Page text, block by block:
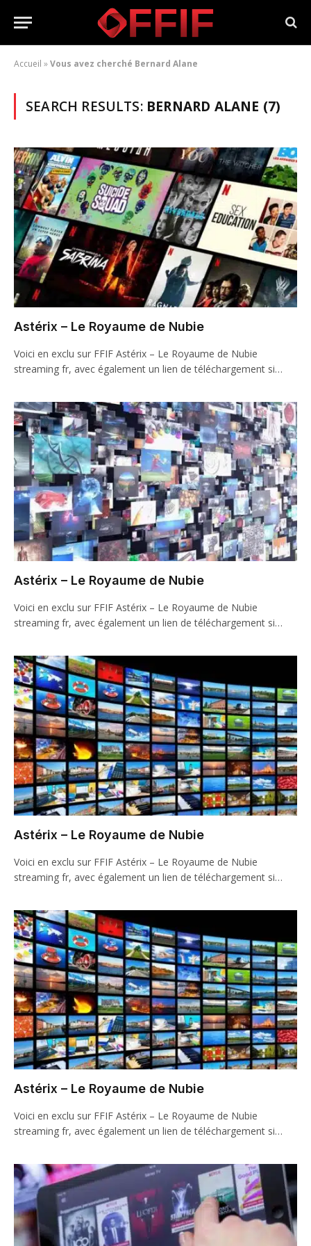
Accueil »Vous avez cherché Bernard Alane
SEARCH RESULTS: BERNARD ALANE (7)
Astérix – Le Royaume de Nubie
Voici en exclu sur FFIF Astérix – Le Royaume de Nubie
streaming fr, avec également un lien de téléchargement si…
Astérix – Le Royaume de Nubie
Voici en exclu sur FFIF Astérix – Le Royaume de Nubie
streaming fr, avec également un lien de téléchargement si…
Astérix – Le Royaume de Nubie
Voici en exclu sur FFIF Astérix – Le Royaume de Nubie
streaming fr, avec également un lien de téléchargement si…
Astérix – Le Royaume de Nubie
Voici en exclu sur FFIF Astérix – Le Royaume de Nubie
streaming fr, avec également un lien de téléchargement si…